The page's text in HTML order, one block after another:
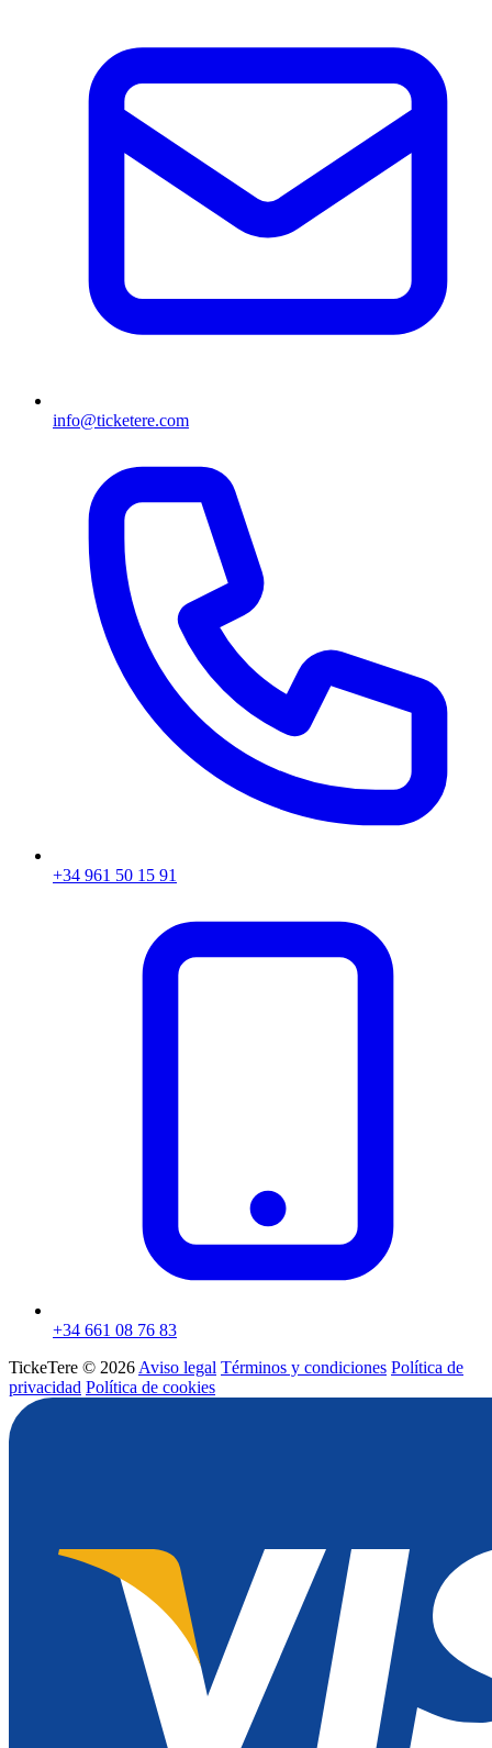
info@ticketere.com
+34 961 50 15 91
+34 661 08 76 83
TickeTere © 2026 Aviso legal Términos y condiciones Política de
privacidad Política de cookies